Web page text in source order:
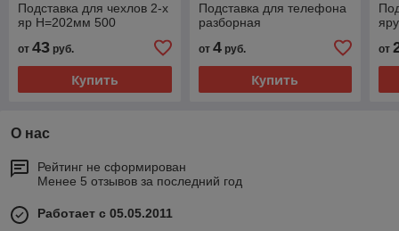
Подставка для чехлов 2-х
яр Н=202мм 500
от 43 руб.
Купить
Подставка для телефона
разборная
от 4руб.
Купить
от
О нас
Рейтинг не сформирован
Менее 5 отзывов за последний год
Работает с 05.05.2011